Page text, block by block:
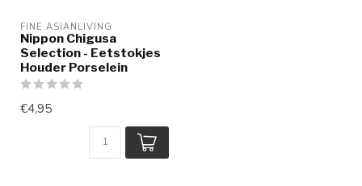
FINE ASIANLIVING
Nippon Chigusa
Selection - Eetstokjes
Houder Porselein
€4,95